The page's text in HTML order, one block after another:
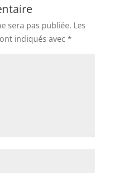
sera pas publiée. Les
indiqués avec *